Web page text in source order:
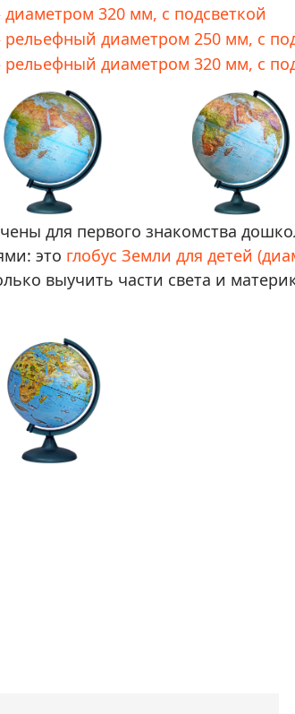
диаметром 320 мм, с подсветкой
рельефный диаметром 250 мм, с
рельефный диаметром 320 мм, с
для первого знакомства
это глобус Земли для детей
выучить части света и